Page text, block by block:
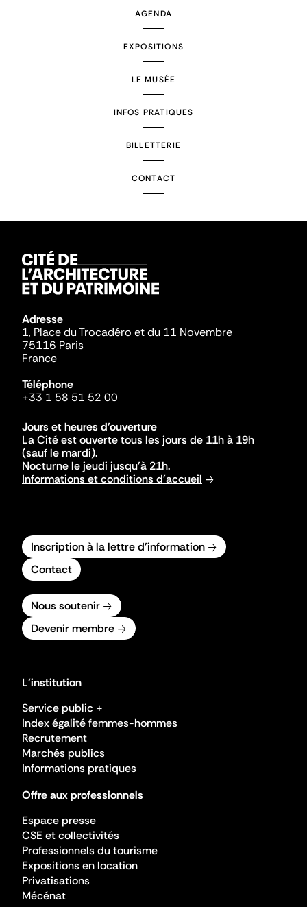
AGENDA
EXPOSITIONS
LE MUSÉE
INFOS PRATIQUES
BILLETTERIE
CONTACT
Adresse
1, Place du Trocadéro et du 11 Novembre
75116 Paris
France
Téléphone
+33 1 58 51 52 00
Jours et heures d'ouverture
La Cité est ouverte tous les jours de 11h à 19h
(sauf le mardi).
Nocturne le jeudi jusqu'à 21h.
Informations et conditions d'accueil
Inscription à la lettre d'information
Contact
Nous soutenir
Devenir membre
L'institution
Service public +
Index égalité femmes-hommes
Recrutement
Marchés publics
Informations pratiques
Offre aux professionnels
Espace presse
CSE et collectivités
Professionnels du tourisme
Expositions en location
Privatisations
Mécénat